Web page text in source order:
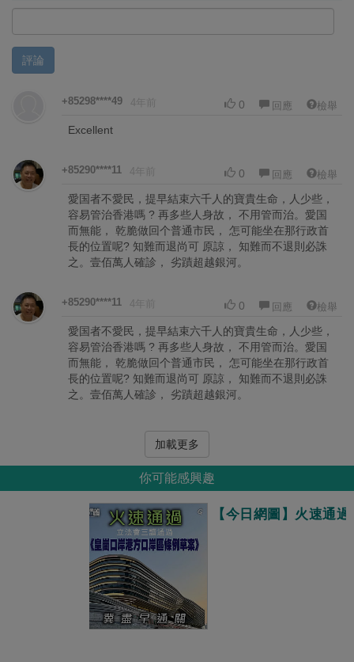
評論
+85298****49 4年前 0 回應 檢舉
Excellent
+85290****11 4年前 0 回應 檢舉
愛国者不愛民，提早結束六千人的寶貴生命，人少些，
容易管治香港嗎 ? 再多些人身故， 不用管而治。愛国
而無能， 乾脆做回个普通市民， 怎可能坐在那行政首
長的位置呢? 知難而退尚可 原諒， 知難而不退則必誅
之。壹佰萬人確診， 劣蹟超越銀河。
+85290****11 4年前 0 回應 檢舉
愛国者不愛民，提早結束六千人的寶貴生命，人少些，
容易管治香港嗎 ? 再多些人身故， 不用管而治。愛国
而無能， 乾脆做回个普通市民， 怎可能坐在那行政首
長的位置呢? 知難而退尚可 原諒， 知難而不退則必誅
之。壹佰萬人確診， 劣蹟超越銀河。
加載更多
你可能感興趣
【今日網圖】火速通過